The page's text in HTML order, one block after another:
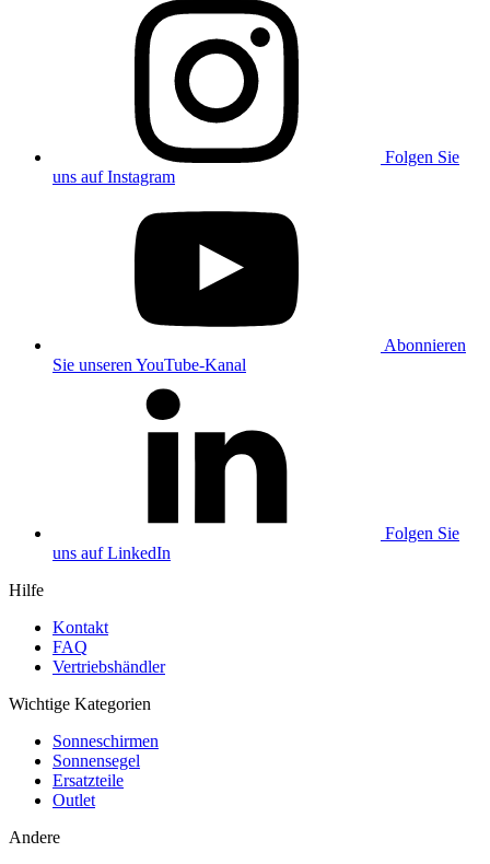
Folgen Sie
uns auf Instagram
Abonnieren
Sie unseren YouTube-Kanal
Folgen Sie
uns auf LinkedIn
Hilfe
Kontakt
FAQ
Vertriebshändler
Wichtige Kategorien
Sonneschirmen
Sonnensegel
Ersatzteile
Outlet
Andere